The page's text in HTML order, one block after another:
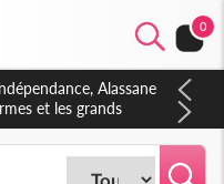
0
Alassane
et les grands
forte et plus prospère